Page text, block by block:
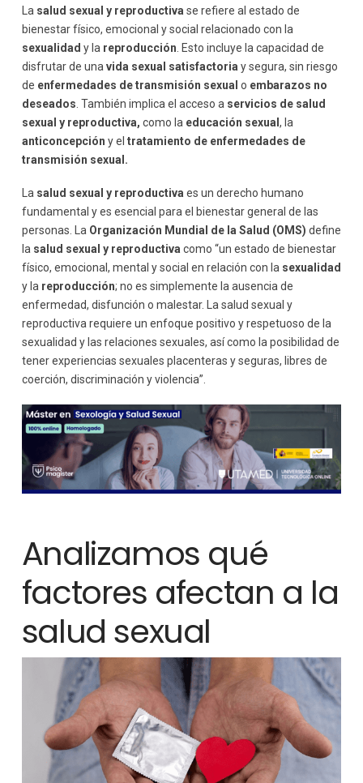
La salud sexual y reproductiva se refiere al estado de
bienestar físico, emocional y social relacionado con la
sexualidad y la reproducción . Esto incluye la capacidad de
disfrutar de una vida sexual satisfactoria y segura, sin riesgo
de enfermedades de transmisión sexual o embarazos no
deseados . También implica el acceso a servicios de salud
sexual y reproductiva, como la educación sexual , la
anticoncepción y el tratamiento de enfermedades de
transmisión sexual.
La salud sexual y reproductiva es un derecho humano
fundamental y es esencial para el bienestar general de las
personas. La Organización Mundial de la Salud (OMS) define
la salud sexual y reproductiva como “un estado de bienestar
físico, emocional, mental y social en relación con la sexualidad
y la reproducción; no es simplemente la ausencia de
enfermedad, disfunción o malestar. La salud sexual y
reproductiva requiere un enfoque positivo y respetuoso de la
sexualidad y las relaciones sexuales, así como la posibilidad de
tener experiencias sexuales placenteras y seguras, libres de
coerción, discriminación y violencia”.
Analizamos qué
factores afectan a la
salud sexual